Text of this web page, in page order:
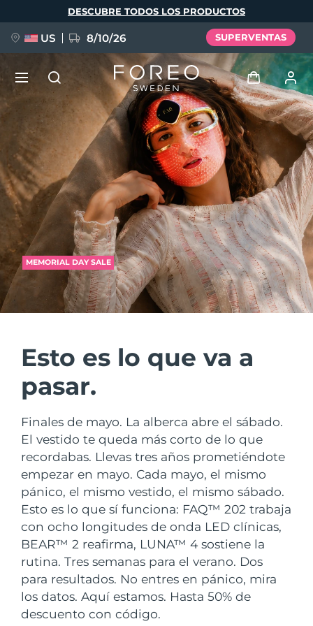
MEMORIAL DAY SALE
Esto es lo que va a
pasar.
Finales de mayo. La alberca abre el sábado.
El vestido te queda más corto de lo que
recordabas. Llevas tres años prometiéndote
empezar en mayo. Cada mayo, el mismo
pánico, el mismo vestido, el mismo sábado.
Esto es lo que sí funciona: FAQ™ 202 trabaja
con ocho longitudes de onda LED clínicas,
BEAR™ 2 reafirma, LUNA™ 4 sostiene la
rutina. Tres semanas para el verano. Dos
para resultados. No entres en pánico, mira
los datos. Aquí estamos. Hasta 50% de
descuento con código.
DESCUBRE TODOS LOS PRODUCTOS
US 8/10/26 SUPERVENTAS
Iniciar sesión
Perfil de usuario
Mis dispositivos
Mis pedidos
Mis direcciones
Mis suscripciones
NUEVO
FAQ™ Pure Beauty-Tech Elixir
BREAKING NEWS
issa™ Teeth Whitening Set
POPULAR
Sorpresas especiales Superventas
Terapia de luz roja
Idioma
English Deutsch
Español
Français
Italiano
Português
Polski
Svenska
Русский
Türkçe
简体中文 繁體中文
País de envío
Estados Unidos Entrega prevista
Reino Unido
España Entrega prevista8/9/26
Australia Entrega prevista8/12/26
Francia Entrega prevista8/9/26
Alemania Entrega prevista 8/9/26
Canadá Entrega prevista
Australia